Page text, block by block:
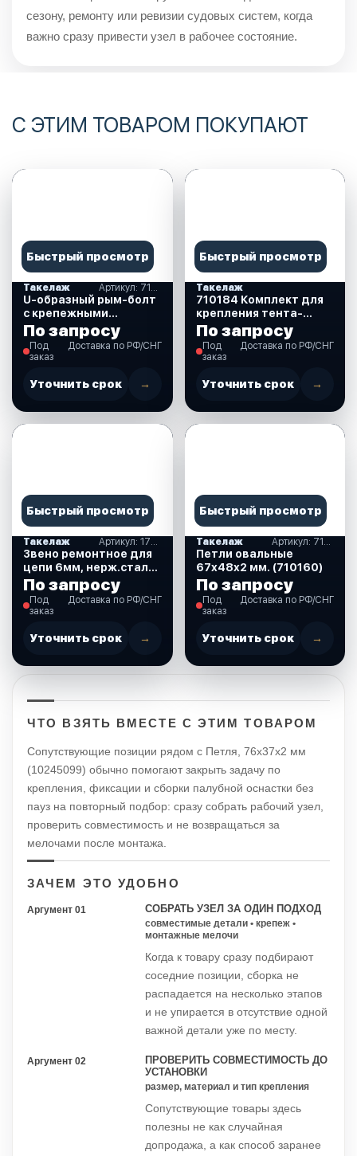
сезону, ремонту или ревизии судовых систем, когда
важно сразу привести узел в рабочее состояние.
С ЭТИМ ТОВАРОМ ПОКУПАЮТ
Быстрый просмотр
Такелаж
U-образный рым-болт
с крепежными
пластинами,
нержавеющий,
60х150хМ12 мм.
По запросу
Под
заказ
Доставка по РФ/СНГ
Уточнить срок →
Быстрый просмотр
Такелаж
710184 Комплект для
крепления тента-
наконечник
+кронштейн
По запросу
Под
заказ
Доставка по РФ/СНГ
Уточнить срок →
Быстрый просмотр
Такелаж
Звено ремонтное для
цепи 6мм, нерж.сталь
AISI316 (1705-0106 )
По запросу
Под
заказ
Доставка по РФ/СНГ
Уточнить срок →
Быстрый просмотр
Такелаж
Петли овальные
67х48х2 мм. (710160)
По запросу
Под
заказ
Доставка по РФ/СНГ
Уточнить срок →
ЧТО ВЗЯТЬ ВМЕСТЕ С ЭТИМ ТОВАРОМ
Сопутствующие позиции рядом с Петля, 76х37х2 мм
(10245099) обычно помогают закрыть задачу по
крепления, фиксации и сборки палубной оснастки без
пауз на повторный подбор: сразу собрать рабочий узел,
проверить совместимость и не возвращаться за
мелочами после монтажа.
ЗАЧЕМ ЭТО УДОБНО
Аргумент 01 СОБРАТЬ УЗЕЛ ЗА ОДИН ПОДХОД
совместимые детали • крепеж •
монтажные мелочи
Когда к товару сразу подбирают
соседние позиции, сборка не
распадается на несколько этапов
и не упирается в отсутствие одной
важной детали уже по месту.
Аргумент 02
ПРОВЕРИТЬ СОВМЕСТИМОСТЬ ДО
УСТАНОВКИ
размер, материал и тип крепления
Сопутствующие товары здесь
полезны не как случайная
допродажа, а как способ заранее